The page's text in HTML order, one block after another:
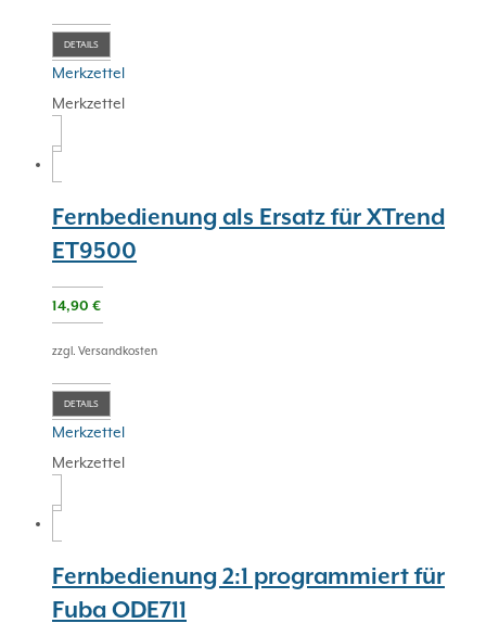
DETAILS
Merkzettel
Merkzettel
Fernbedienung als Ersatz für XTrend
ET9500
14,90 €
zzgl. Versandkosten
DETAILS
Merkzettel
Merkzettel
Fernbedienung 2:1 programmiert für
Fuba ODE711